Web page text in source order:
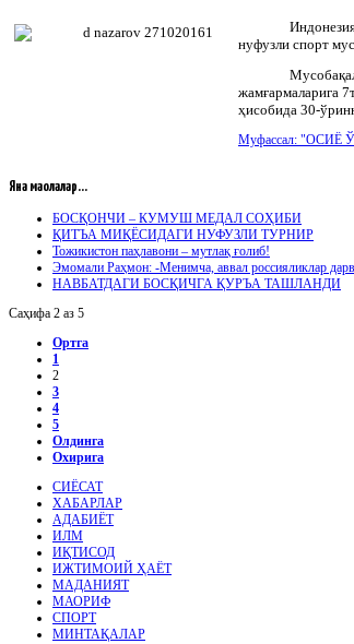
нуфузли спорт
жамғармаларига
ҳисобида 30-
Муфассал:
Яна мақолалар...
БОСҚОНЧИ – КУМУШ МЕДАЛ СОҲИБИ
ҚИТЪА МИҚЁСИДАГИ НУФУЗЛИ ТУРНИР
Тожикистон паҳлавони – мутлақ ғолиб!
Эмомали Раҳмон: -Менимча, аввал россияликлар
НАВБАТДАГИ БОСҚИЧГА ҚУРЪА ТАШЛАНДИ
Саҳифа 2 аз 5
Ортга
1
2
3
4
5
Олдинга
Охирига
СИЁСАТ
ХАБАРЛАР
АДАБИЁТ
ИЛМ
ИҚТИСОД
ИЖТИМОИЙ ҲАЁТ
МАДАНИЯТ
МАОРИФ
СПОРТ
МИНТАҚАЛАР